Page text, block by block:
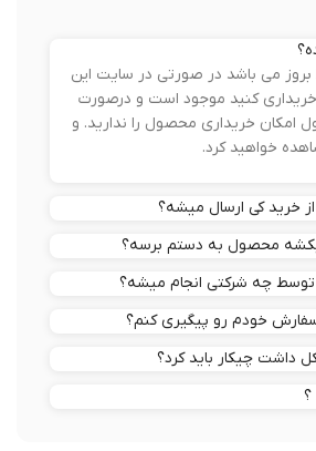
می باشد در صورتی در سایت این
کنید موجود است و درصورت
خریداری محصول را ندارید. و
خواهید کرد.
کی ارسال میشه؟
محصول به دستم برسه؟
چه شرکتی انجام میشه؟
خودم رو پیگیری کنم؟
چیکار باید کرد؟